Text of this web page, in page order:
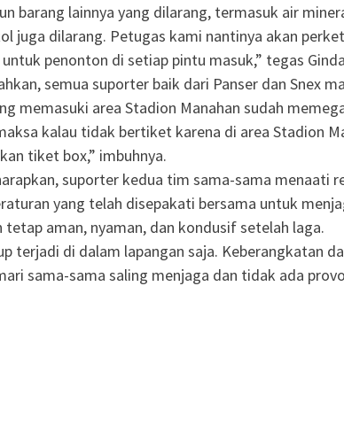
barang lainnya yang dilarang, termasuk air
juga dilarang. Petugas kami nantinya akan
penonton di setiap pintu masuk,” tegas
semua suporter baik dari Panser dan Snex
memasuki area Stadion Manahan sudah
kalau tidak bertiket karena di area Stadion
tiket box,” imbuhnya.
suporter kedua tim sama-sama menaati
yang telah disepakati bersama untuk
tetap aman, nyaman, dan kondusif setelah laga.
terjadi di dalam lapangan saja. Keberangkatan
sama-sama saling menjaga dan tidak ada